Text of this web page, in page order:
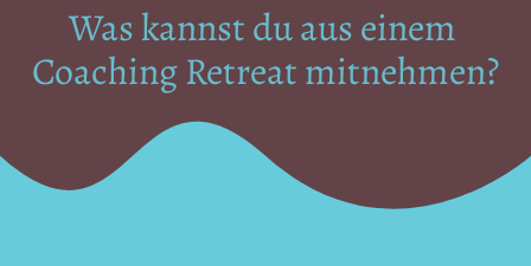
4
5
7
3
4
6
3
4
6
Was kannst du aus einem
Coaching Retreat mitnehmen?